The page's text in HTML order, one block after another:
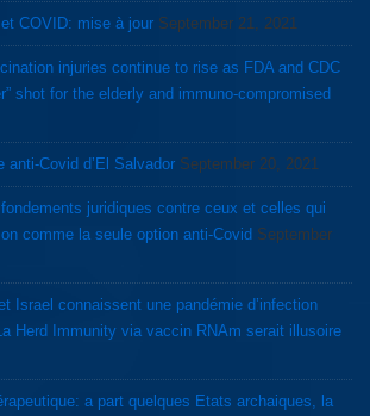
COVID: mise à jour September 21, 2021
shot for the elderly and immuno-compromised
anti-Covid d’El Salvador September 20, 2021
juridiques contre ceux et celles qui
comme la seule option anti-Covid September
Israel connaissent une pandémie d’infection
Herd Immunity via vaccin RNAm serait illusoire
Etats archaiques, la